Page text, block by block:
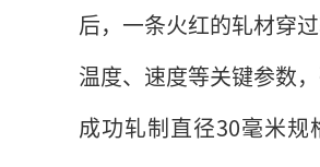
后，一条火红的轧材穿
温度、速度等关键参数
成功轧制直径30毫米